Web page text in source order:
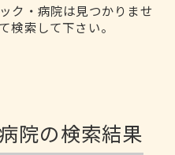
ク・病院は見つかりませ
検索して下さい。
院の検索結果